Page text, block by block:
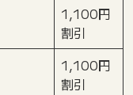
1,100円
割引
1,100円
割引